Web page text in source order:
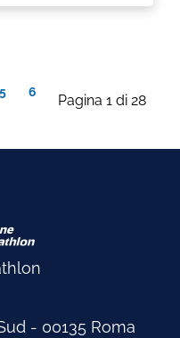
Pagina 1 di 28
5
6
- 00135 Roma